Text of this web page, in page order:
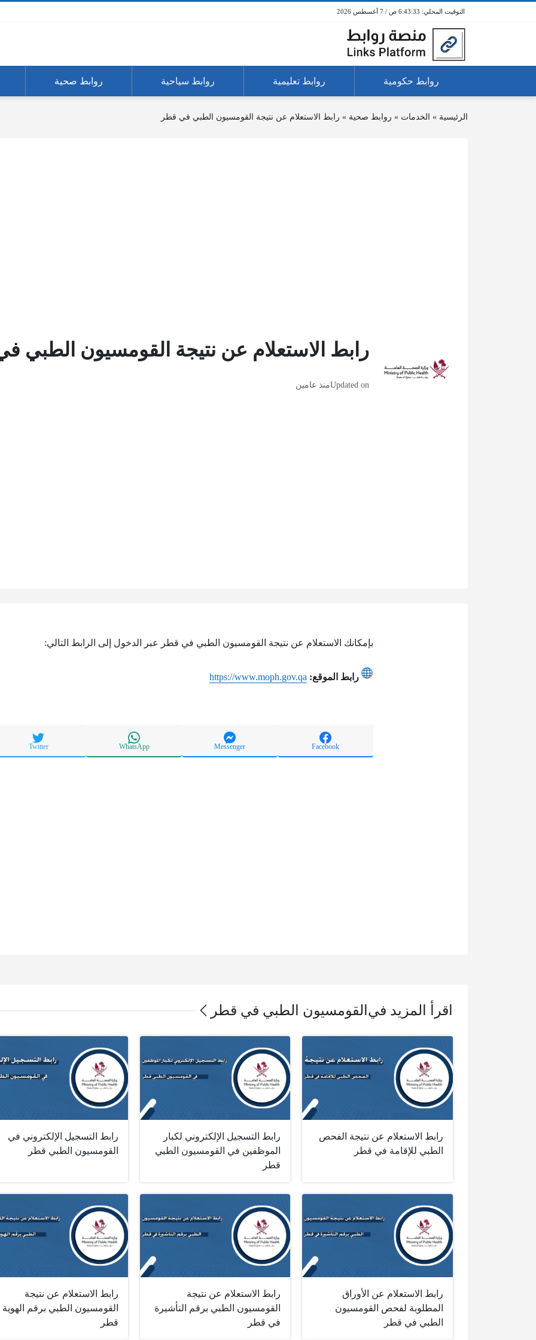
6:43:33 ص / 7 أغسطس 2026
روابط حكومية روابط تعليمية روابط سياحية روابط صحية
الرئيسية » الخدمات » روابط صحية » رابط الاستعلام عن نتيجة القومسيون الطبي في قطر
رابط الاستعلام عن نتيجة القومسيون الطبي
Updated onمنذ عامين
بإمكانك الاستعلام عن نتيجة القومسيون الطبي في قطر عبر الدخول إلى الرابط التالي:
رابط الموقع: https://www.moph.gov.qa
Facebook
Messenger
WhatsApp
Twitter
اقرأ المزيد في القومسيون الطبي في قطر
رابط الاستعلام عن نتيجة الفحص
الطبي للإقامة في قطر
رابط التسجيل الإلكتروني لكبار
الموظفين في القومسيون الطبي
قطر
رابط التسجيل الإلكتروني في
القومسيون الطبي قطر
رابط الاستعلام عن الأوراق
المطلوبة لفحص القومسيون
الطبي في قطر
رابط الاستعلام عن نتيجة
القومسيون الطبي برقم التأشيرة
في قطر
رابط الاستعلام عن نتيجة
القومسيون الطبي برقم
قطر